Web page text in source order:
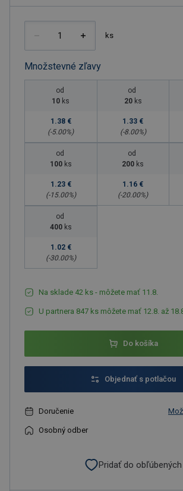
ks
Množstevné zľavy
od
10 ks
1.38 €
(-5.00%)
od
20 ks
1.33 €
(-8.00%)
od
100 ks
1.23 €
(-15.00%)
od
200 ks
1.16 €
(-20.00%)
od
400 ks
1.02 €
(-30.00%)
Na sklade 42 ks - môžete mať 11.8.
U partnera 847 ks môžete mať 12.8. až
Do košíka
Objednať s potlačou
Doručenie
Osobný odber
Pridať do obľúbených